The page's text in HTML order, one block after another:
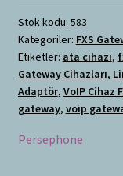
Stok kodu: 583
Kategoriler: FXS
Etiketler: ata cihazı,
Gateway Cihazları,
Adaptör, VoIP Cihaz
gateway, voip
Persephone